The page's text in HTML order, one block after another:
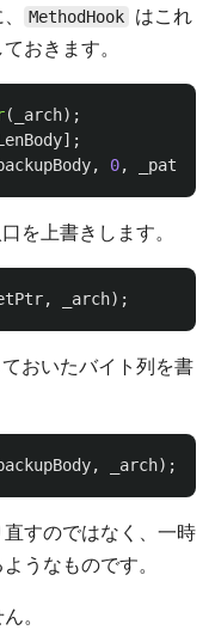
MethodHook
はこれ
おきます。
( _arch);
];
, 0,
を上書きします。
, _arch);
おいたバイト列を書
, _arch);
すのではなく、一時
うなものです。
。